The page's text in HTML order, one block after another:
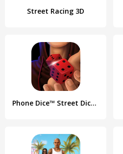
Street Racing 3D
Phone Dice™ Street Dice Game